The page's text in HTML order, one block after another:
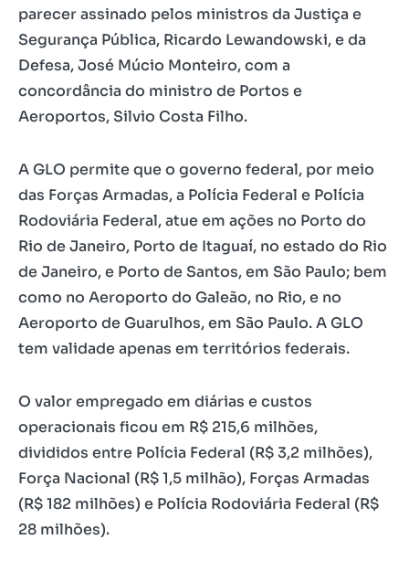
parecer assinado pelos ministros da Justiça e
Segurança Pública, Ricardo Lewandowski, e da
Defesa, José Múcio Monteiro, com a
concordância do ministro de Portos e
Aeroportos, Silvio Costa Filho.
A GLO permite que o governo federal, por meio
das Forças Armadas, a Polícia Federal e Polícia
Rodoviária Federal, atue em ações no Porto do
Rio de Janeiro, Porto de Itaguaí, no estado do Rio
de Janeiro, e Porto de Santos, em São Paulo; bem
como no Aeroporto do Galeão, no Rio, e no
Aeroporto de Guarulhos, em São Paulo. A GLO
tem validade apenas em territórios federais.
O valor empregado em diárias e custos
operacionais ficou em R$ 215,6 milhões,
divididos entre Polícia Federal (R$ 3,2 milhões),
Força Nacional (R$ 1,5 milhão), Forças Armadas
(R$ 182 milhões) e Polícia Rodoviária Federal (R$
28 milhões).